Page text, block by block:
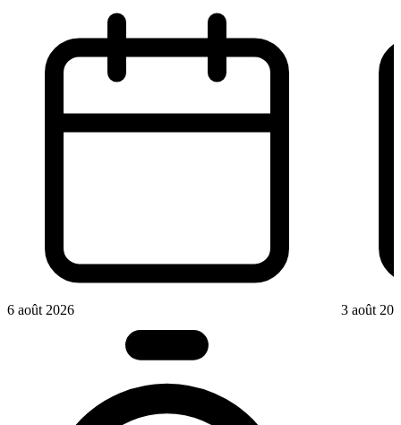
6 août 2026 3 août